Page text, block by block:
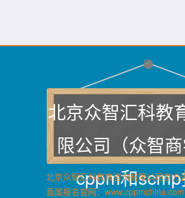
北京众智汇科教
限公司（众智商
cppm和
北京众智汇科教育咨询有限公司官
直属报名官网：www.cppmchina.com